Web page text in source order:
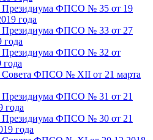
Президиума ФПСО № 35 от 19
года
Президиума ФПСО № 33 от 27
года
Президиума ФПСО № 32 от
года
Совета ФПСО № XII от 21 марта
Президиума ФПСО № 31 от 21
года
Президиума ФПСО № 30 от 21
года